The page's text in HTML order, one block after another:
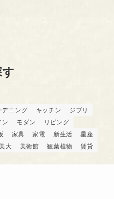
デニング キッチン
ジブリ
ン モダン
リビング
家具 家電 新生活
星座
大 美術館 観葉植物
賃貸